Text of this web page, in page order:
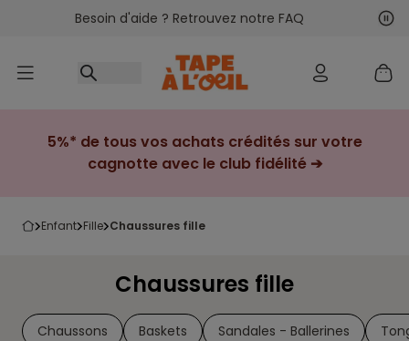
Accéder au contenu
Besoin d'aide ? Retrouvez notre FAQ
5%* de tous vos achats crédités sur votre
cagnotte avec le club fidélité ➔
enfant fille chaussures fille
Chaussures fille
Chaussons Baskets Sandales - Ballerines